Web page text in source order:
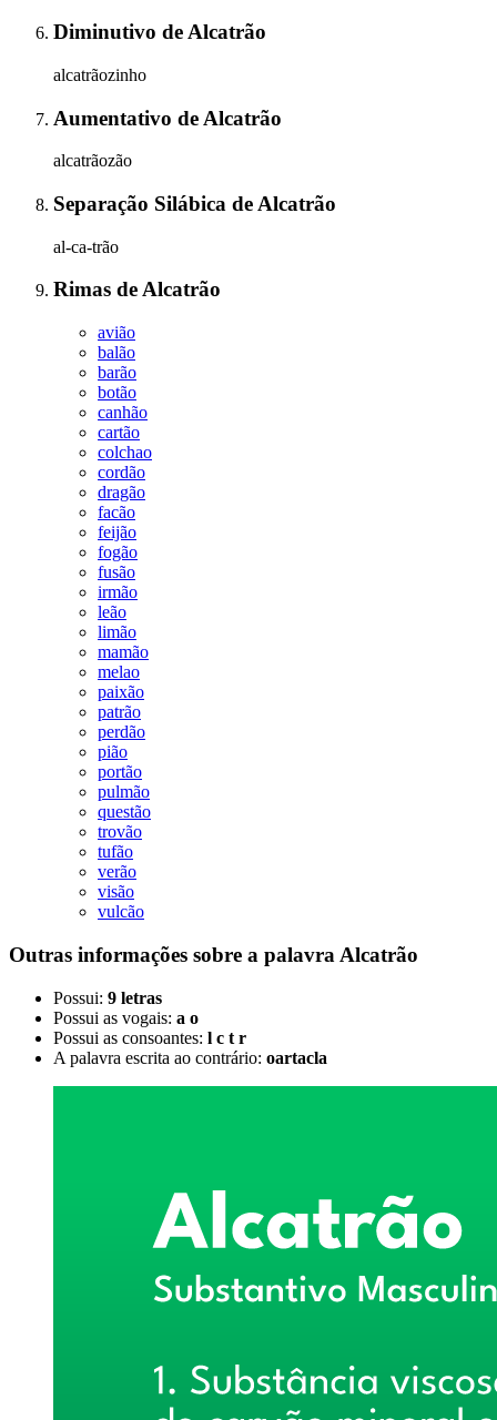
Diminutivo de Alcatrão
alcatrãozinho
Aumentativo de Alcatrão
alcatrãozão
Separação Silábica de Alcatrão
al-ca-trão
Rimas deAlcatrão
avião
balão
barão
botão
canhão
cartão
colchao
cordão
dragão
facão
feijão
fogão
fusão
irmão
leão
limão
mamão
melao
paixão
patrão
perdão
pião
portão
pulmão
questão
trovão
tufão
verão
visão
vulcão
Outras informações sobre a palavra Alcatrão
Possui: 9 letras
Possui as vogais: a o
Possui as consoantes: l c t r
A palavra escrita ao contrário: oartacla